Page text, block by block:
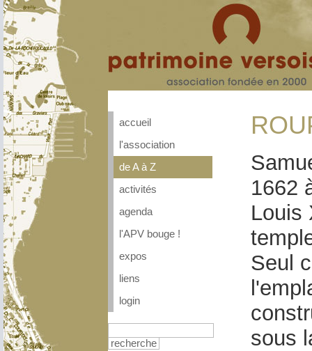
accueil
l'association
de A à Z
activités
agenda
l'APV bouge !
expos
liens
login
recherche
1662
Louis
Seul
sous